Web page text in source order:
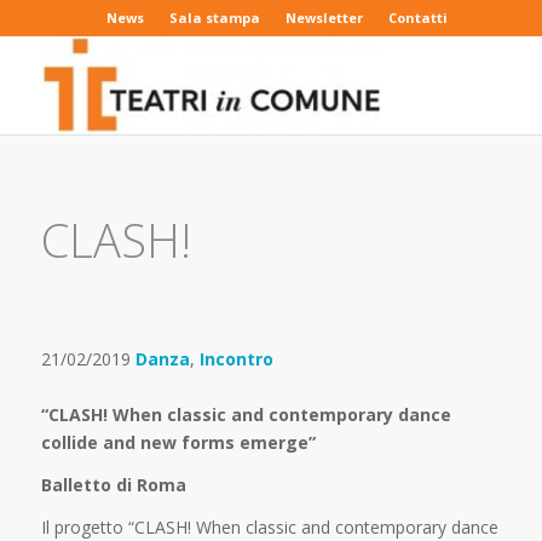
News Sala stampa Newsletter Contatti
CLASH!
21/02/2019 Danza, Incontro
“CLASH! When classic and contemporary dance
collide and new forms emerge”
Balletto di Roma
Il progetto “CLASH! When classic and contemporary dance